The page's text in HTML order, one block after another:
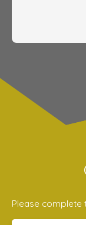
Please complete